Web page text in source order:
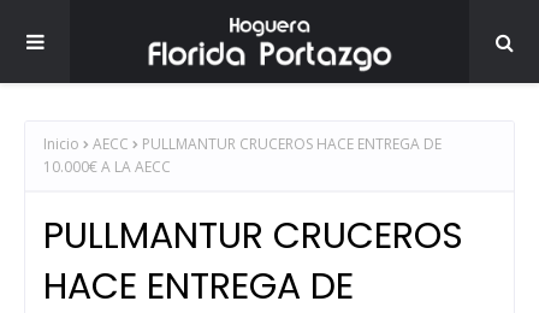
Inicio AECC
PULLMANTUR CRUCEROS HACE ENTREGA DE
10.000€ A LA AECC
PULLMANTUR CRUCEROS
HACE ENTREGA DE